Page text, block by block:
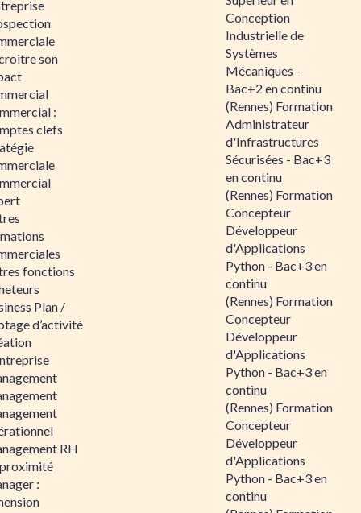
son
:
clefs
fonctions
Plan /
d’activité
RH
:
Conception
Industrielle de
Systèmes
Mécaniques -
Bac+2 en continu
(Rennes) Formation
Administrateur
d'Infrastructures
Sécurisées - Bac+3
en continu
(Rennes) Formation
Concepteur
Développeur
d'Applications
Python - Bac+3 en
continu
(Rennes) Formation
Concepteur
Développeur
d'Applications
Python - Bac+3 en
continu
(Rennes) Formation
Concepteur
Développeur
d'Applications
Python - Bac+3 en
continu